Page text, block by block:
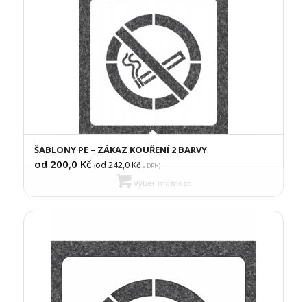
ŠABLONY PE – ZÁKAZ KOUŘENÍ 2 BARVY
od 200,0 Kč (od 242,0Kčs DPH)
Výber možností